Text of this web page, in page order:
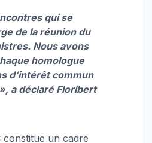
qui se
de la réunion du
Nous avons
homologue
d’intérêt commun
a déclaré Floribert
constitue un cadre